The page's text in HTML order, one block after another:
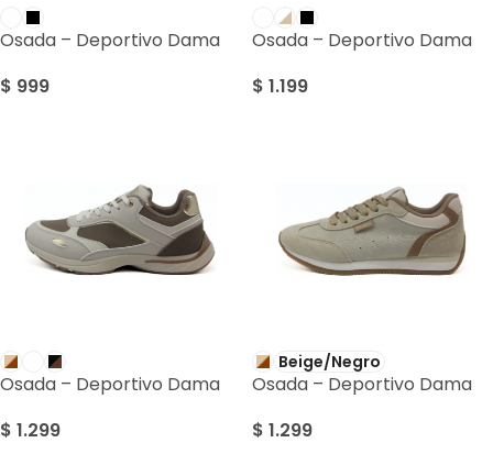
Osada – Deportivo Dama
$ 999
Osada – Deportivo Dama
$ 1.199
Osada – Deportivo Dama
$ 1.299
Beige/Negro
Osada – Deportivo Dama
$ 1.299